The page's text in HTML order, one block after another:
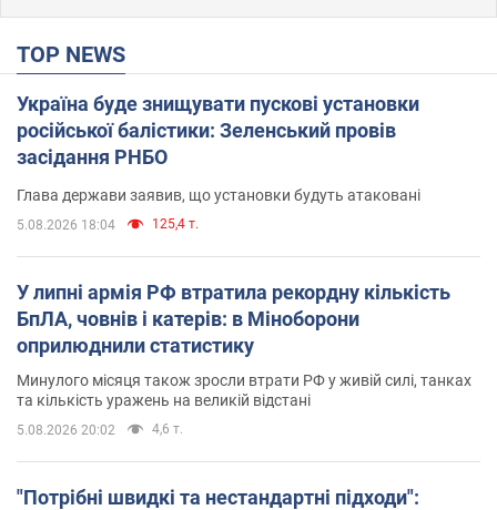
TOP NEWS
Україна буде знищувати пускові установки
російської балістики: Зеленський провів
засідання РНБО
Глава держави заявив, що установки будуть атаковані
5.08.2026 18:04 125,4 т.
У липні армія РФ втратила рекордну кількість
БпЛА, човнів і катерів: в Міноборони
оприлюднили статистику
Минулого місяця також зросли втрати РФ у живій силі, танках
та кількість уражень на великій відстані
5.08.2026 20:02 4,6 т.
"Потрібні швидкі та нестандартні підходи":